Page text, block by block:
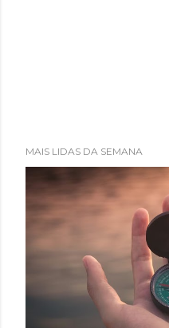
MAIS LIDAS DA SEMANA